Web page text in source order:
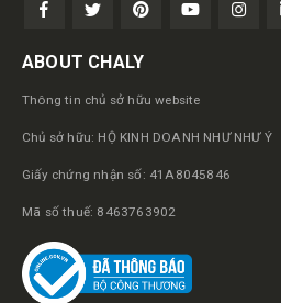
ABOUT CHALY
Thông tin chủ sở hữu website
Chủ sở hữu: HỘ KINH DOANH NHƯ NHƯ Ý
Giấy chứng nhận số: 41A8045846
Mã số thuế: 8463763902